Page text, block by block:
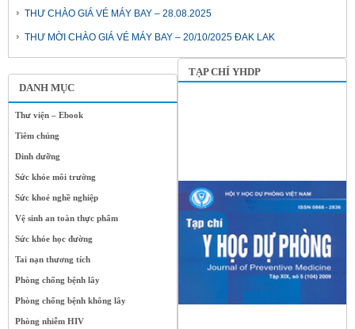
DANH MỤC
Thư viện – Ebook
Tiêm chủng
Dinh dưỡng
Sức khỏe môi trường
Sức khoẻ nghề nghiệp
Vệ sinh an toàn thực phẩm
Sức khỏe học đường
Tai nạn thương tích
Phòng chống bệnh lây
Phòng chống bệnh không lây
Phòng nhiễm HIV
THƯ CHÀO GIÁ VÉ MÁY BAY – 28.08.2025
THƯ MỜI CHÀO GIÁ VÉ MÁY BAY – 20/10/2025 ĐAK LAK
TẠP CHÍ YHDP